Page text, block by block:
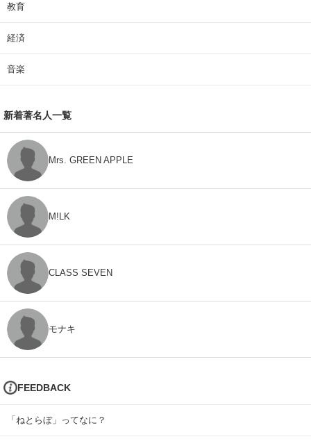
教育
経済
音楽
新着著名人一覧
Mrs. GREEN APPLE
M!LK
CLASS SEVEN
モナキ
FEEDBACK
「ねとらぼ」ってなに？